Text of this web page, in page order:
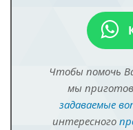
Чтобы помочь
мы
задаваемые
интересного